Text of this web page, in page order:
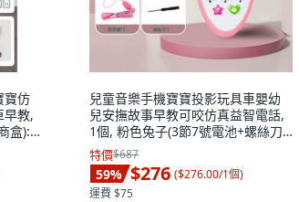
寶仿
早教,
盒):
兒童音樂手機寶寶投影玩具車嬰幼
兒安撫故事早教可咬仿真益智電話,
1個, 粉色兔子(3節7號電池+螺絲刀):
如圖
特價$687
59% $276 ($276.00/1個)
運費 $75